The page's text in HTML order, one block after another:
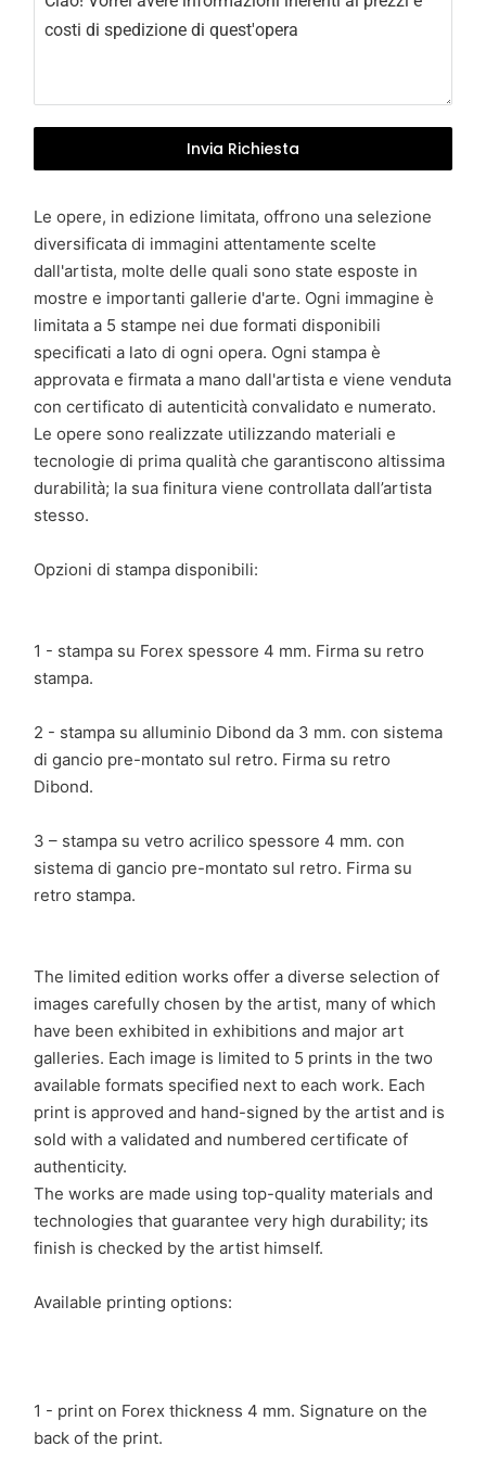
9
Invia Richiesta
Le opere, in edizione limitata, offrono una selezione
diversificata di immagini attentamente scelte
dall'artista, molte delle quali sono state esposte in
mostre e importanti gallerie d'arte. Ogni immagine è
limitata a 5 stampe nei due formati disponibili
specificati a lato di ogni opera. Ogni stampa è
approvata e firmata a mano dall'artista e viene venduta
con certificato di autenticità convalidato e numerato.
Le opere sono realizzate utilizzando materiali e
tecnologie di prima qualità che garantiscono altissima
durabilità; la sua finitura viene controllata dall’artista
stesso.
Opzioni di stampa disponibili:
1 - stampa su Forex spessore 4 mm. Firma su retro
stampa.
2 - stampa su alluminio Dibond da 3 mm. con sistema
di gancio pre-montato sul retro. Firma su retro
Dibond.
3 – stampa su vetro acrilico spessore 4 mm. con
sistema di gancio pre-montato sul retro. Firma su
retro stampa.
The limited edition works offer a diverse selection of
images carefully chosen by the artist, many of which
have been exhibited in exhibitions and major art
galleries. Each image is limited to 5 prints in the two
available formats specified next to each work. Each
print is approved and hand-signed by the artist and is
sold with a validated and numbered certificate of
authenticity.
The works are made using top-quality materials and
technologies that guarantee very high durability; its
finish is checked by the artist himself.
Available printing options:
1 - print on Forex thickness 4 mm. Signature on the
back of the print.